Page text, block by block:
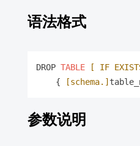
语法格式
DROP TABLE
[ IF
    {
[schema.]
参数说明